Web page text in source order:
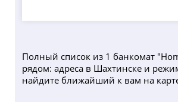
Полный список из 1 банкомат
рядом: адреса в Шахтинске и
найдите ближайший к вам на